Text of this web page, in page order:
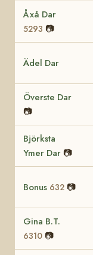
Åxå Dar
5293 📷
Ädel Dar
Överste Dar
📷
Björksta
Ymer Dar 📷
Bonus 632 📷
Gina B.T.
6310 📷